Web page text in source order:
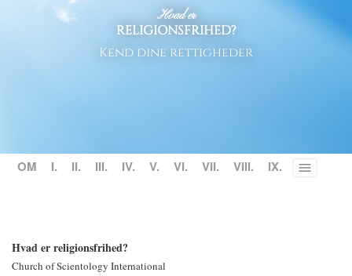
Hvad er
RELIGIONSFRIHED?
Kend dine rettigheder
OM I. II. III. IV. V. VI. VII. VIII. IX. Toggle
Hvad er religionsfrihed?
Church of Scientology International